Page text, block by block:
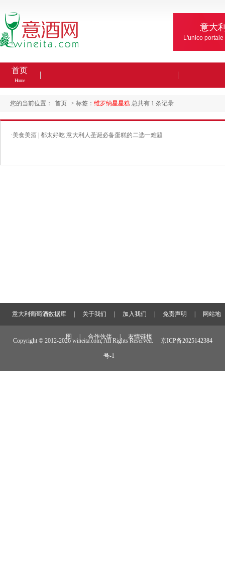
意大
L'unico
首页
Home
您的当前位置： 首页 > 标签： 维罗纳星星糕 总共有 1 条记录
·美食美酒 | 都太好吃 意大利人圣诞必备蛋糕的二选一难题
意大利葡萄酒数据库 关于我们 加入我们 免责声明 网站地
图 合作伙伴 友情链接
Copyright © 2012-2026 wineita.com, All Rights Reserved. 京ICP备2025142384
号-1